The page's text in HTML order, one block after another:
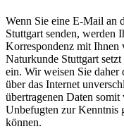
Wenn Sie eine E-Mail an
Stuttgart senden, werden
Korrespondenz mit Ihnen
Naturkunde Stuttgart
ein. Wir weisen Sie daher
über das Internet
übertragenen Daten
Unbefugten zur Kenntnis
können.